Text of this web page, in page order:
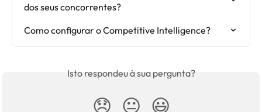
dos seus concorrentes?
Como configurar o Competitive Intelligence?
Isto respondeu à sua pergunta?
😞 😐 😃